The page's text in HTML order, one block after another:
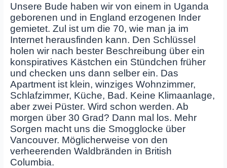
Unsere Bude haben wir von einem in Uganda
geborenen und in England erzogenen Inder
gemietet. Zul ist um die 70, wie man ja im
Internet herausfinden kann. Den Schlüssel
holen wir nach bester Beschreibung über ein
konspiratives Kästchen ein Stündchen früher
und checken uns dann selber ein. Das
Apartment ist klein, winziges Wohnzimmer,
Schlafzimmer, Küche, Bad. Keine Klimaanlage,
aber zwei Püster. Wird schon werden. Ab
morgen über 30 Grad? Dann mal los. Mehr
Sorgen macht uns die Smogglocke über
Vancouver. Möglicherweise von den
verheerenden Waldbränden in British
Columbia.